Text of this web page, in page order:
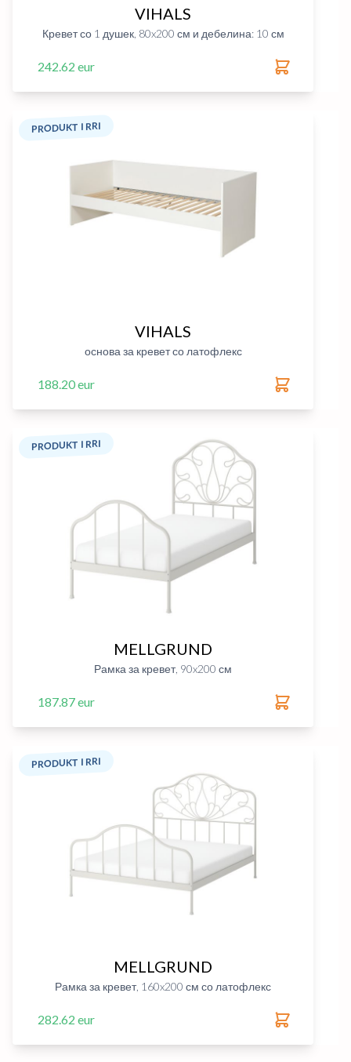
VIHALS
Кревет со 1 душек, 80x200 см и дебелина: 10 см
242.62 eur
PRODUKT I RRI
VIHALS
основа за кревет со латофлекс
188.20 eur
PRODUKT I RRI
MELLGRUND
Рамка за кревет, 90x200 см
187.87 eur
PRODUKT I RRI
MELLGRUND
Рамка за кревет, 160x200 см со латофлекс
282.62 eur